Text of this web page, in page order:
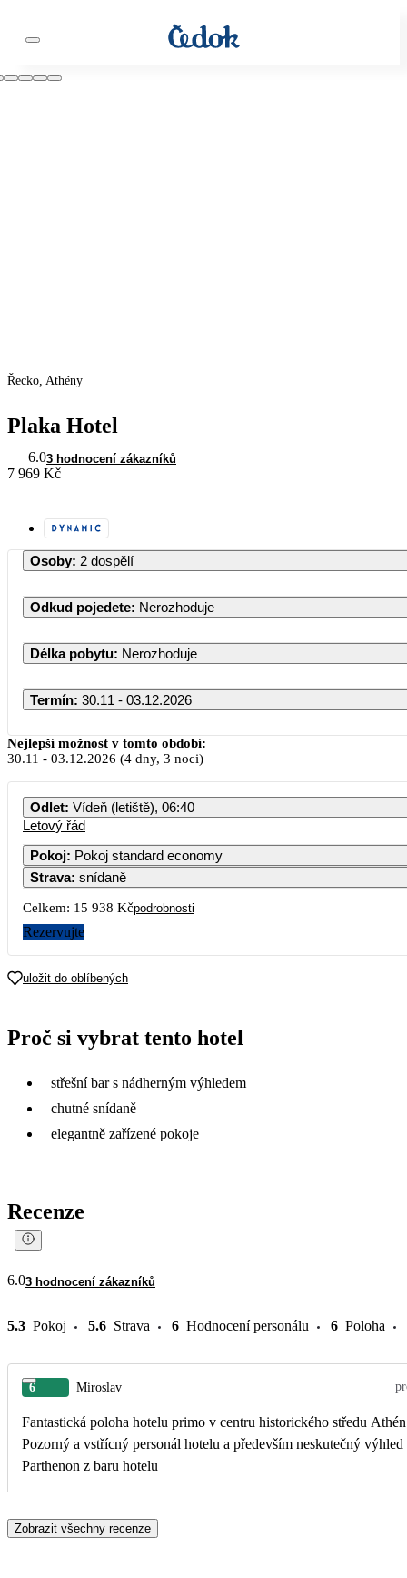
Řecko, Athény
Plaka Hotel
6.03 hodnocení zákazníků
7 969 Kč
Osoby: 2 dospělí
Odkud pojedete: Nerozhoduje
Délka pobytu: Nerozhoduje
Termín: 30.11 - 03.12.2026
Listopad 2026
PO ÚT ST ČT PÁ SO NE
7 969
Nejlepší možnost v tomto období:
30.11 - 03.12.2026 (4 dny, 3 noci)
Odlet: Vídeň (letiště), 06:40
Letový řád
Pokoj:
Pokoj standard economy
Strava: snídaně
Celkem: 15 938 Kčpodrobnosti
Rezervujte
uložit do oblíbených
Proč si vybrat tento hotel
střešní bar s nádherným výhledem
chutné snídaně
elegantně zařízené pokoje
Recenze
6.03 hodnocení zákazníků
5.3 Pokoj 5.6 Strava 6 Hodnocení personálu 6 Poloha
6 Miroslav
Fantastická poloha hotelu primo v centru historického středu
Pozorný a vstřícný personál hotelu a především neskutečný výhled
Parthenon z baru hotelu
Zobrazit všechny recenze